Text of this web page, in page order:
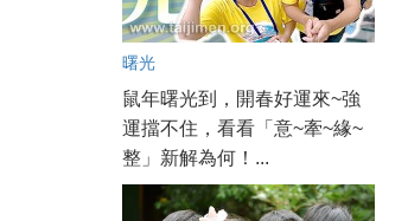
曙光
鼠年曙光到，開春好運來~強
運擋不住，看看「意~牽~緣~
整」新解為何！...